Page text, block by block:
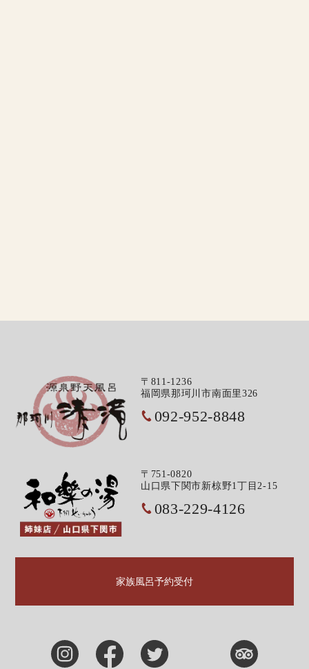
〒811-1236
福岡県那珂川市南面里326
092-952-8848
〒751-0820
山口県下関市新椋野1丁目2-15
083-229-4126
家族風呂予約受付